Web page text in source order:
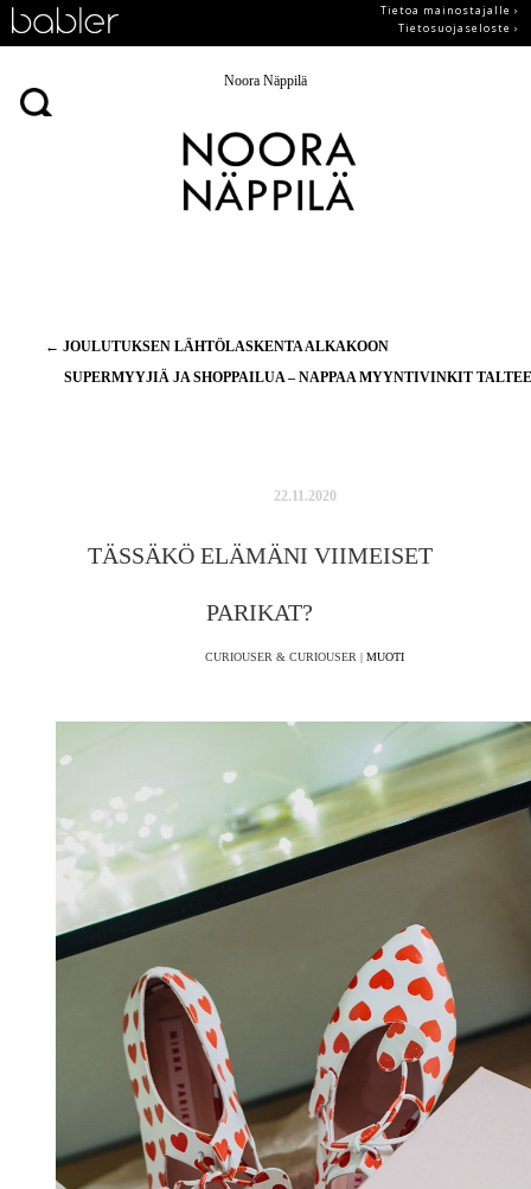
Tietoa mainostajalle ›
Tietosuojaseloste ›
Noora Näppilä
Artikkelien
selaus
← JOULUTUKSEN LÄHTÖLASKENTA ALKAKOON
SUPERMYYJIÄ JA SHOPPAILUA – NAPPAA MYYNTIVINKIT
22.11.2020
TÄSSÄKÖ ELÄMÄNI VIIMEISET
PARIKAT?
CURIOUSER & CURIOUSER | MUOTI